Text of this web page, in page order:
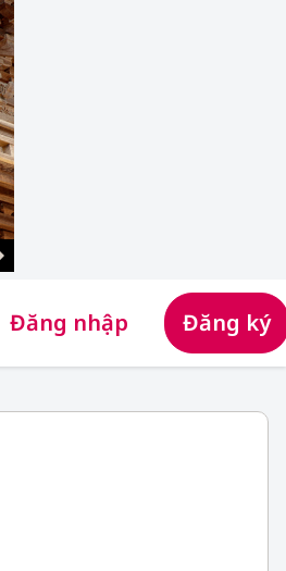
Đăng nhập Đăng ký